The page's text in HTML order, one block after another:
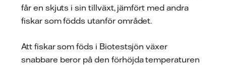
får en skjuts i sin tillväxt, jämfört med andra
fiskar som födds utanför området.
Att fiskar som föds i Biotestsjön växer
snabbare beror på den förhöjda temperaturen